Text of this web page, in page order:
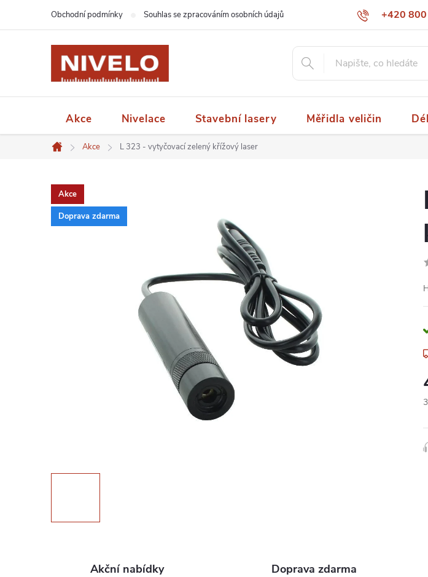
+420
Obchodní podmínky Souhlas se zpracováním osobních údajů
Akce Nivelace Stavební lasery Měřidla veličin
Domů
Akce L 323 - vytyčovací zelený křížový laser
Akce
Doprava zdarma
Akční nabídky Doprava zdarma